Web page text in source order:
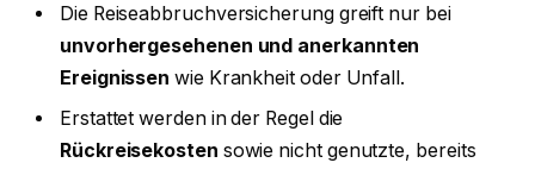
Die Reiseabbruchversicherung greift nur bei
unvorhergesehenen und anerkannten
Ereignissen wie Krankheit oder Unfall.
Erstattet werden in der Regel die
Rückreisekosten sowie nicht genutzte, bereits